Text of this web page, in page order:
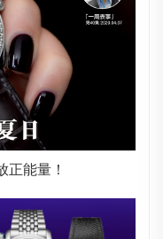
正能量！